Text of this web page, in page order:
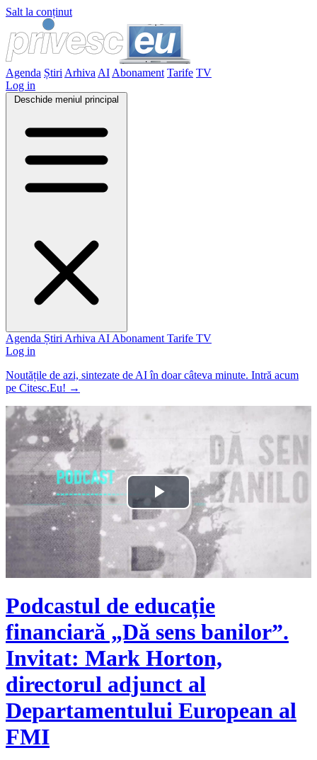
Salt la conținut
Agenda Știri Arhiva AI Abonament Tarife TV
Log in
Deschide meniul principal
Agenda Știri Arhiva AI Abonament Tarife TV
Log in
Noutățile de azi, sintezate de AI în doar câteva minute. Intră acum
pe Citesc.Eu! →
Play
Video
Podcastul de educație
financiară „Dă sens banilor”.
Invitat: Mark Horton,
directorul adjunct al
Departamentului European al
FMI